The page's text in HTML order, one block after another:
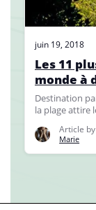
juin 19, 2018
Les 11
monde à
Destination
la plage attire
Article by
Marie